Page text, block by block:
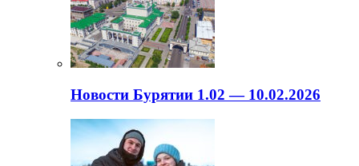
Новости Бурятии 1.02 — 10.02.2026